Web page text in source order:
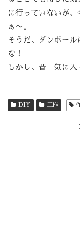
に行っていないが
ぁ〜。
そうだ、ダンボー
な！
しかし、昔 気に入
DIY 工作